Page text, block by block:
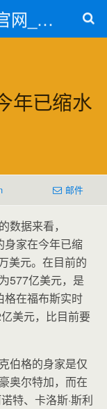
facebook - facebook官网_facebook注册
年已缩水
邮件
数据来看，
身家在今年已缩
美元。在目前的
577亿美元，是
格在福布斯实时
美元，比目前要
伯格的身家是仅
奥尔特加，而在
特、卡洛斯·斯利